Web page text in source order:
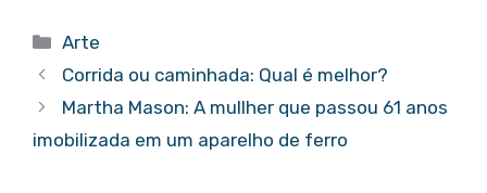
Categorias
Arte
Corrida ou caminhada: Qual é melhor?
Martha Mason: A mullher que passou 61 anos
imobilizada em um aparelho de ferro